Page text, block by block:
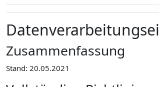
Zusammenfassung
Stand: 20.05.2021